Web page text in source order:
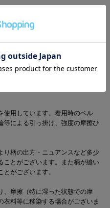
が実物と異なって見える場合がご
使用しています。着用時のベル
等による引っ掛け、強度の摩擦ひ
柄の出方・ニュアンスなど多少
ことがございます。また柄が縫い
がございます。
、摩擦（特に湿った状態での摩
料等に移染する場合がございま